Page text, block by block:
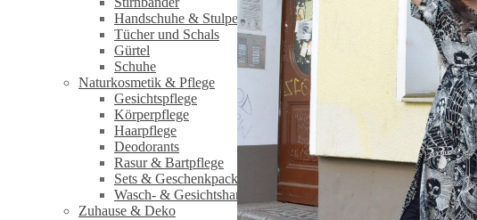
Handschuhe & Stulpen
Tücher und Schals
Gürtel
Schuhe
Naturkosmetik & Pflege
Gesichtspflege
Körperpflege
Haarpflege
Deodorants
Rasur & Bartpflege
Sets & Geschenkpackungen
Wasch‑ & Gesichtshandschuhe / Peelinghandschuhe
Zuhause & Deko